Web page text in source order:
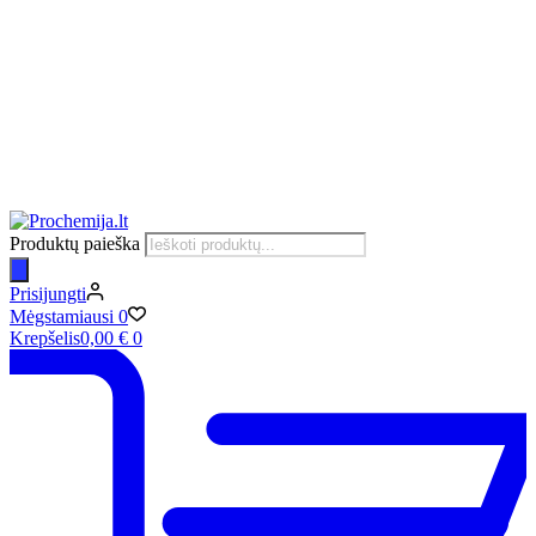
Produktų paieška
Prisijungti
Mėgstamiausi 0
Krepšelis0,00 € 0